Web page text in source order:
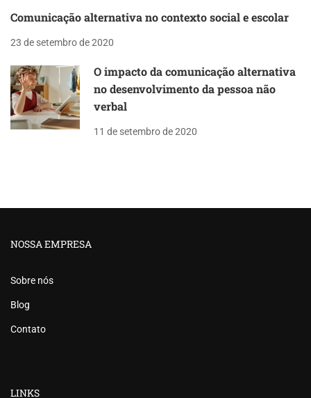
Comunicação alternativa no contexto social e escolar
23 de setembro de 2020
O impacto da comunicação alternativa
no desenvolvimento da pessoa não
verbal
11 de setembro de 2020
NOSSA EMPRESA
Sobre nós
Blog
Contato
LINKS